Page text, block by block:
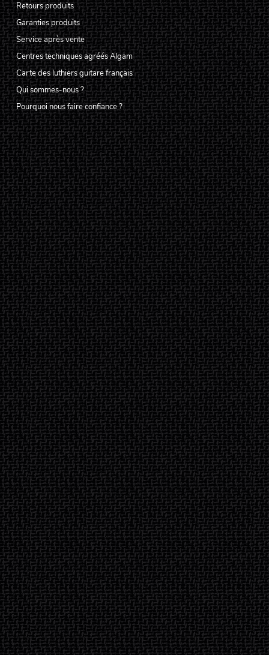
Retours produits
Garanties produits
Service après vente
Centres techniques agréés Algam
Carte des luthiers guitare français
Qui sommes-nous ?
Pourquoi nous faire confiance ?